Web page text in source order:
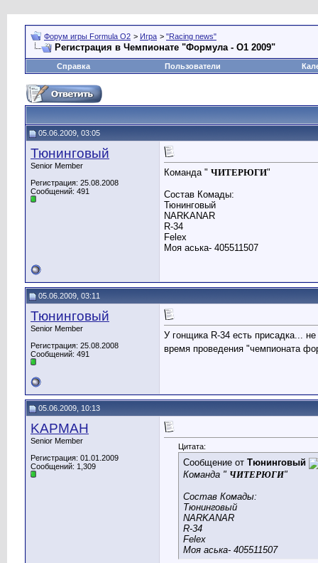
Форум игры Formula O2 > Игра > "Racing news"
Регистрация в Чемпионате "Формула - О1 2009"
Справка Пользователи
05.06.2009, 03:05
Тюнинговый
Senior Member
Регистрация: 25.08.2008
Сообщений: 491
Команда " ЧИТЕРЮГИ"
Состав Комады:
Тюнинговый
NARKANAR
R-34
Felex
Моя аська- 405511507
05.06.2009, 03:11
Тюнинговый
Senior Member
Регистрация: 25.08.2008
Сообщений: 491
У гонщика R-34 есть присадка...
время проведения "чемпионата
05.06.2009, 10:13
KAPMAH
Senior Member
Регистрация: 01.01.2009
Сообщений: 1,309
Цитата:
Сообщение от Тюнинговый
Команда " ЧИТЕРЮГИ"
Состав Комады:
Тюнинговый
NARKANAR
R-34
Felex
Моя аська- 405511507